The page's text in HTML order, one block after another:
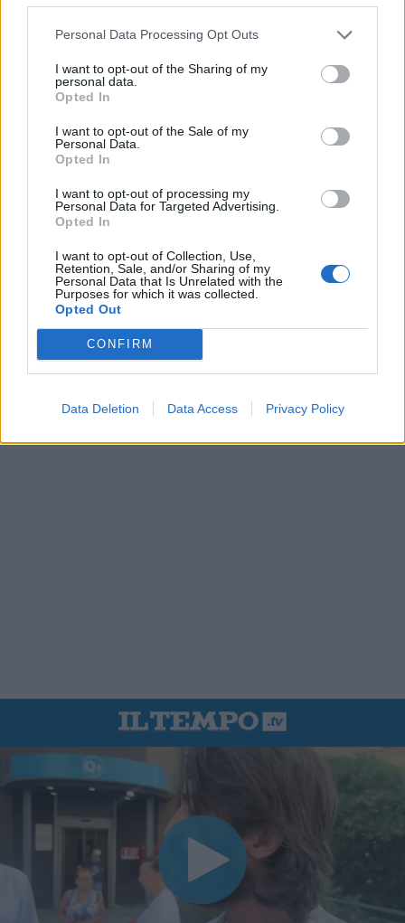
Personal Data Processing Opt Outs
I want to opt-out of the Sharing of my
personal data.
Opted In
I want to opt-out of the Sale of my
Personal Data.
Opted In
I want to opt-out of processing my
Personal Data for Targeted Advertising.
Opted In
I want to opt-out of Collection, Use,
Retention, Sale, and/or Sharing of my
Personal Data that Is Unrelated with the
Purposes for which it was collected.
Opted Out
CONFIRM
Data Deletion Data Access Privacy Policy